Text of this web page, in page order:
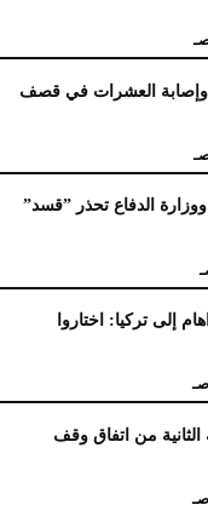
مقتل 28 مدنيا وإصابة العشرات في قصف
ووزارة الدفاع تحذر ”قسد”
إلى تركيا: اختاروا
من اتفاق وقف